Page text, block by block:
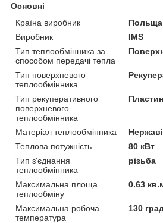
Основні
Країна виробник
Польща
Виробник
IMS
Тип теплообмінника за
способом передачі тепла
Тип поверхневого
теплообмінника
Тип рекуперативного
поверхневого
теплообмінника
Матеріал теплообмінника
Теплова потужність
80 кВт
Тип з'єднання
теплообмінника
різьба
Максимальна площа
теплообміну
0.63
Максимальна робоча
температура
130